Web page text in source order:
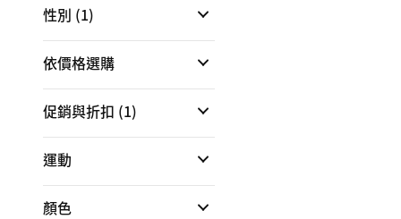
性別 (1)
依價格選購
促銷與折扣 (1)
運動
顏色